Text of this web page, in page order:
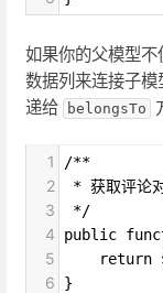
如果你的父模型不
数据列来连接子
递给
belongsTo
1 /**
2 * 获取评论
3 */
4 public
5
return
6 }